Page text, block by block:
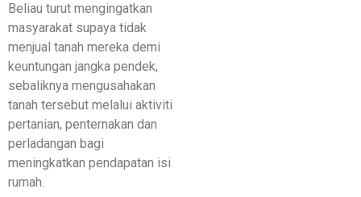
Beliau turut mengingatkan
masyarakat supaya tidak
menjual tanah mereka demi
keuntungan jangka pendek,
sebaliknya mengusahakan
tanah tersebut melalui aktiviti
pertanian, penternakan dan
perladangan bagi
meningkatkan pendapatan isi
rumah.